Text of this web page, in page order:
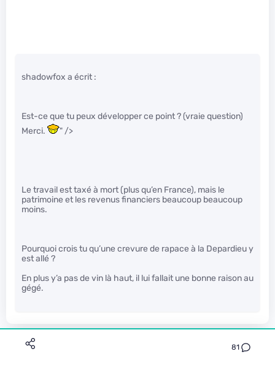
81
shadowfox a écrit :
Est-ce que tu peux développer ce point ? (vraie question)
Merci.
" />
Le travail est taxé à mort (plus qu’en France), mais le
patrimoine et les revenus financiers beaucoup beaucoup
moins.
Pourquoi crois tu qu’une crevure de rapace à la Depardieu y
est allé ?
En plus y’a pas de vin là haut, il lui fallait une bonne raison au
gégé.